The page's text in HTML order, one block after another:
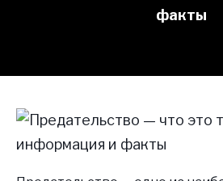
факты